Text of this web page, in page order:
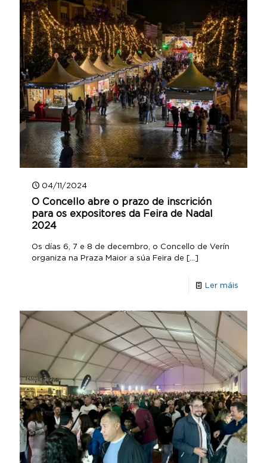
04/11/2024
O Concello abre o prazo de inscrición
para os expositores da Feira de Nadal
2024
Os días 6, 7 e 8 de decembro, o Concello de Verín
organiza na Praza Maior a súa Feira de […]
Ler máis